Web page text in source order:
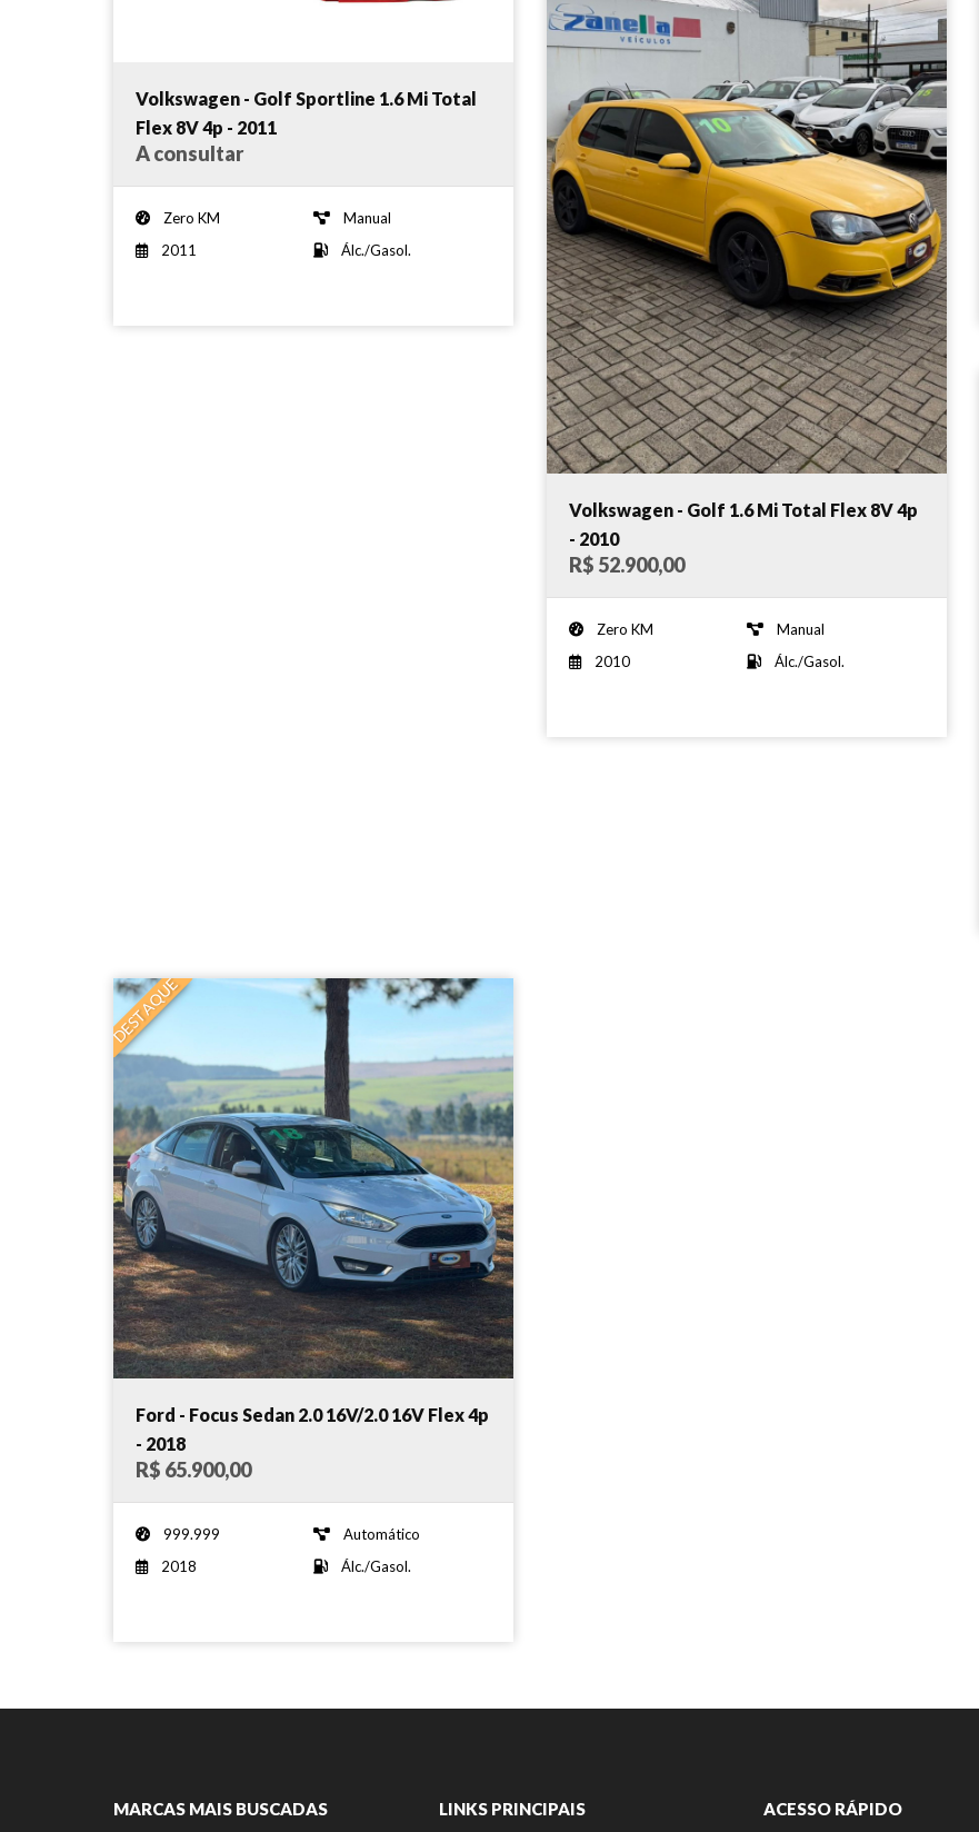
Volkswagen - Golf Sportline 1.6 Mi Total
Flex 8V 4p - 2011
A consultar
Zero KM
Manual
2011
Álc./Gasol.
Volkswagen - Golf 1.6 Mi Total Flex 8V 4p
- 2010
R$ 52.900,00
Zero KM
Manual
2010
Álc./Gasol.
DESTAQUE
Ford - Focus Sedan 2.0 16V/2.0 16V Flex 4p
- 2018
R$ 65.900,00
999.999
Automático
2018
Álc./Gasol.
MARCAS MAIS BUSCADAS LINKS PRINCIPAIS ACESSO RÁPIDO